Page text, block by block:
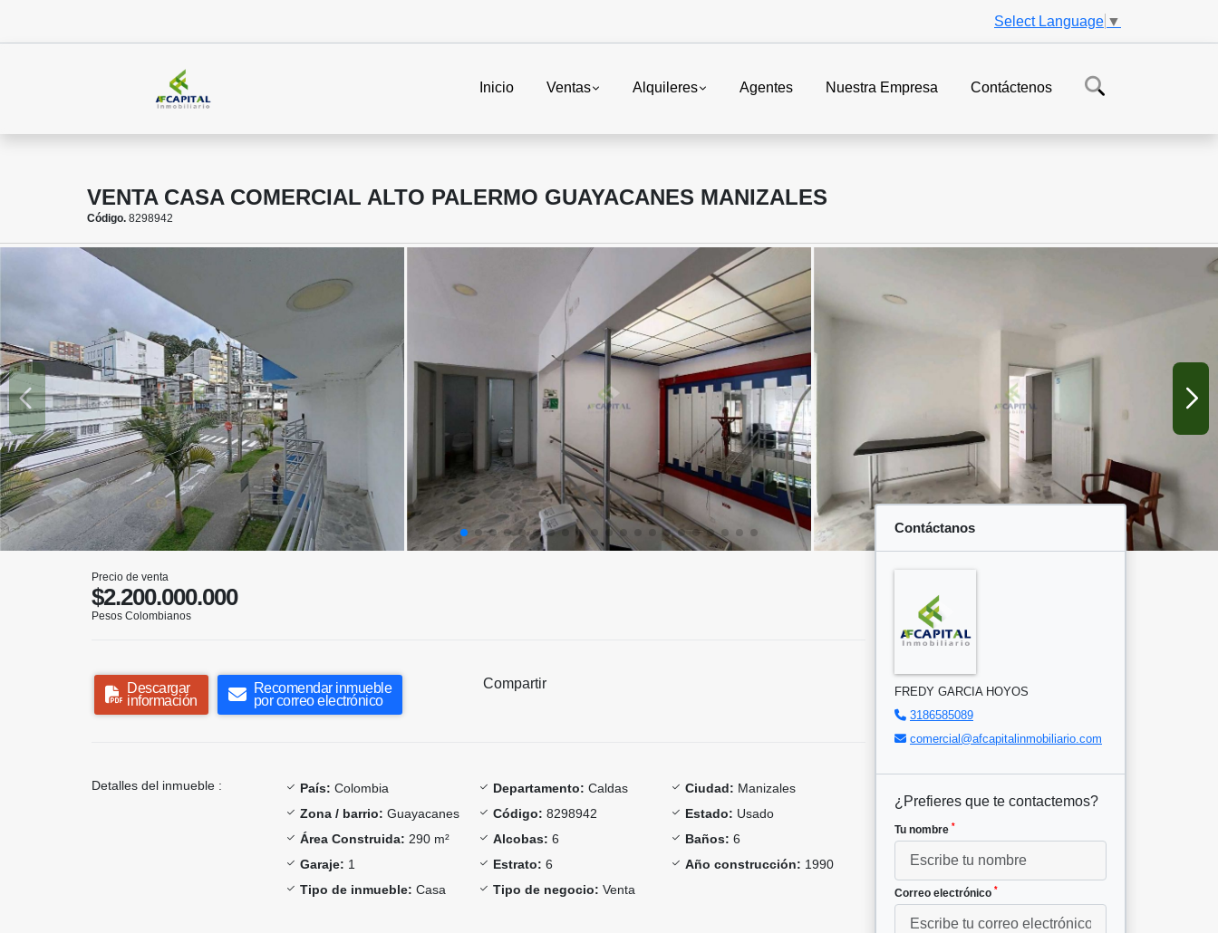
Select Language ▼
Inicio Ventas Alquileres Agentes Nuestra Empresa Contáctenos
VENTA CASA COMERCIAL ALTO PALERMO GUAYACANES MANIZALES
Código. 8298942
Precio de venta
$2.200.000.000
Pesos Colombianos
Descargar
información
Recomendar inmueble
por correo electrónico
Compartir
Detalles del inmueble : País: Colombia Departamento: Caldas Ciudad: Manizales
Zona / barrio: Guayacanes Código: 8298942 Estado: Usado
Área Construida: 290 m² Alcobas: 6 Baños: 6
Garaje: 1 Estrato: 6 Año construcción: 1990
Tipo de inmueble: Casa Tipo de negocio: Venta
Contáctanos
FREDY GARCIA HOYOS
3186585089
comercial@afcapitalinmobiliario.com
¿Prefieres que te contactemos?
Tu nombre *
Correo electrónico *